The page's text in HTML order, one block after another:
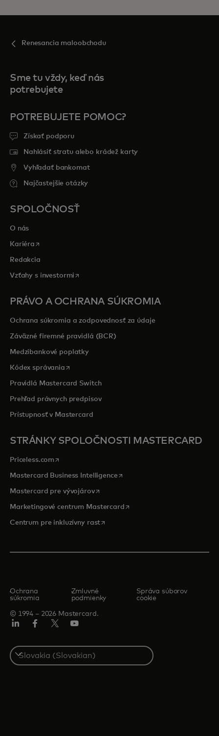
Renesancia maloobchodu
Sme tu vždy, keď nás
potrebujete
POTREBUJETE POMOC?
Získať podporu
Nahlásiť stratu alebo krádež karty
Vyhľadať bankomat
Najčastejšie otázky
SPOLOČNOSŤ
O nás
Kariéra opens in a new tab
Redakcia
Vzťahy s investormi opens in a new tab
PRÁVO A OCHRANA SÚKROMIA
Ochrana súkromia a zodpovednosť za údaje
Záväzné firemné pravidlá (BCR)
Medzibankové poplatky
Kódex správaniaopens in a new tab
Pravidlá Mastercard Switch
Prehľad právnych predpisov
Prístupnosť v Mastercard
STRÁNKY SPOLOČNOSTI MASTERCARD
Priceless.com opens in a new tab
Mastercard Business Intelligenceopens in a new tab
Mastercard pre vývojárovopens in a new tab
Marketingové centrum Mastercardopens in a new tab
Centrum pre inkluzívny rastopens in a new tab
© 1994 – 2026 Mastercard.
Ochrana
súkromia
Zmluvné
podmienky
Správa súborov
cookie
Select
a
country